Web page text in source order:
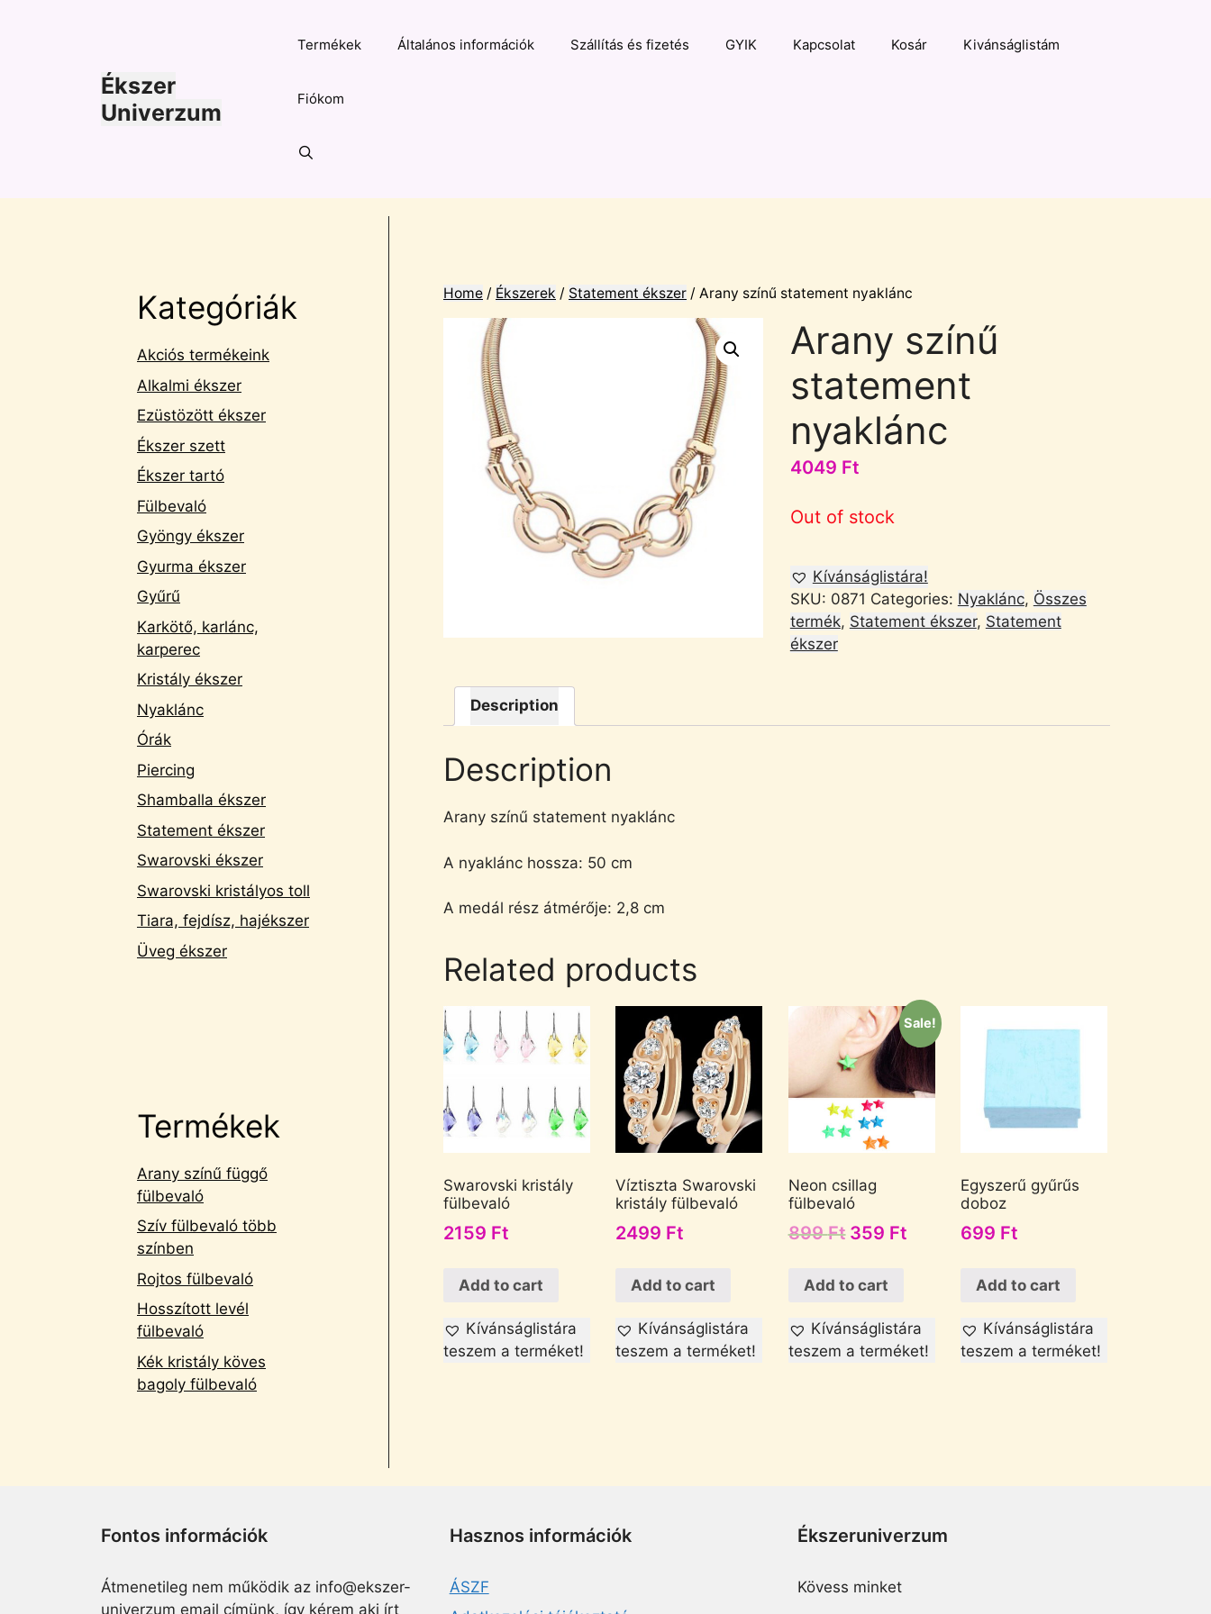
Ékszer
Univerzum
Termékek Általános információk Szállítás és fizetés GYIK Kapcsolat Kosár Kivánságlistám
Fiókom
Home / Ékszerek / Statement ékszer / Arany színű statement nyaklánc
Arany színű
statement
nyaklánc
4049 Ft
Out of stock
Kívánságlistára!
SKU: 0871 Categories: Nyaklánc, Összes
termék, Statement ékszer, Statement
ékszer
Description
Description
Arany színű statement nyaklánc
A nyaklánc hossza: 50 cm
A medál rész átmérője: 2,8 cm
Related products
Swarovski kristály
fülbevaló
2159 Ft
Add to cart
Kívánságlistára
teszem a terméket!
Víztiszta Swarovski
kristály fülbevaló
2499 Ft
Add to cart
Kívánságlistára
teszem a terméket!
Sale!
Neon csillag
fülbevaló
899Ft 359 Ft
Add to cart
Kívánságlistára
teszem a terméket!
Egyszerű gyűrűs
doboz
699 Ft
Add to cart
Kívánságlistára
teszem a terméket!
Kategóriák
Akciós termékeink
Alkalmi ékszer
Ezüstözött ékszer
Ékszer szett
Ékszer tartó
Fülbevaló
Gyöngy ékszer
Gyurma ékszer
Gyűrű
Karkötő, karlánc,
karperec
Kristály ékszer
Nyaklánc
Órák
Piercing
Shamballa ékszer
Statement ékszer
Swarovski ékszer
Swarovski kristályos toll
Tiara, fejdísz, hajékszer
Üveg ékszer
Termékek
Arany színű függő
fülbevaló
Szív fülbevaló több
színben
Rojtos fülbevaló
Hosszított levél
fülbevaló
Kék kristály köves
bagoly fülbevaló
Fontos információk
Átmenetileg nem működik az info@ekszer-
univerzum email címünk, így kérem aki írt
Hasznos információk
ÁSZF
Ékszeruniverzum
Kövess minket